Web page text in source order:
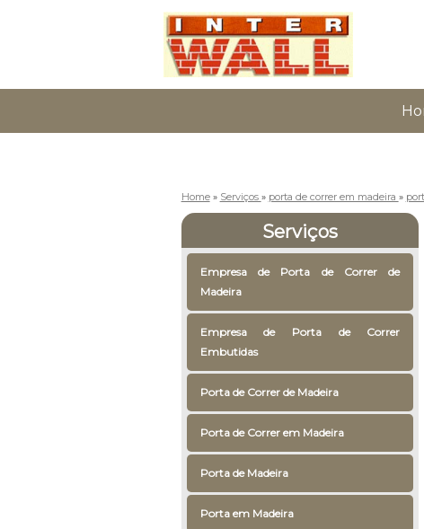
Home » Serviços » porta de correr em madeira »
Serviços
Empresa de Porta de Correr de
Madeira
Empresa de Porta de Correr
Embutidas
Porta de Correr de Madeira
Porta de Correr em Madeira
Porta de Madeira
Porta em Madeira